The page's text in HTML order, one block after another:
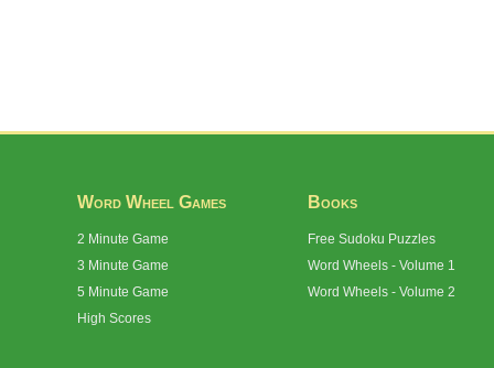
Word Wheel Games
2 Minute Game
3 Minute Game
5 Minute Game
High Scores
Books
Free Sudoku Puzzles
Word Wheels - Volume 1
Word Wheels - Volume 2